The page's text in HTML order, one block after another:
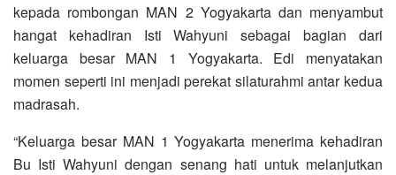
kepada rombongan MAN 2 Yogyakarta dan menyambut
hangat kehadiran Isti Wahyuni sebagai bagian dari
keluarga besar MAN 1 Yogyakarta. Edi menyatakan
momen seperti ini menjadi perekat silaturahmi antar kedua
madrasah.
“Keluarga besar MAN 1 Yogyakarta menerima kehadiran
Bu Isti Wahyuni dengan senang hati untuk melanjutkan